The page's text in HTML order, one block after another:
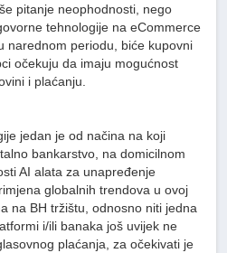
pitanje neophodnosti, nego
tehnologije na eCommerce
narednom periodu, biće kupovni
očekuju da imaju mogućnost
i plaćanju.
jedan je od načina na koji
bankarstvo, na domicilnom
AI alata za unapređenje
globalnih trendova u ovoj
na BH tržištu, odnosno niti jedna
i/ili banaka još uvijek ne
plaćanja, za očekivati je